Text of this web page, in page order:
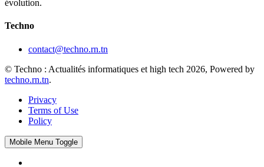
évolution.
Techno
contact@techno.rn.tn
© Techno : Actualités informatiques et high tech 2026, Powered by
techno.rn.tn.
Privacy
Terms of Use
Policy
Mobile Menu Toggle